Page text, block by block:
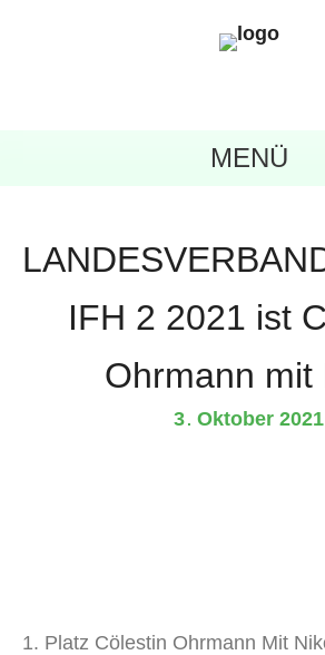
MENÜ
IFH 2 2021 ist
Ohrmann mit
3. Oktober2021
1. Platz Cölestin Ohrmann Mit